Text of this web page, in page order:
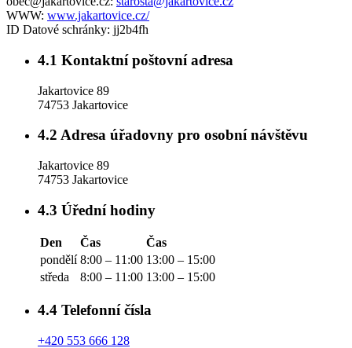
WWW: www.jakartovice.cz/
ID Datové schránky: jj2b4fh
4.1 Kontaktní poštovní adresa
Jakartovice 89
74753 Jakartovice
4.2 Adresa úřadovny pro osobní návštěvu
Jakartovice 89
74753 Jakartovice
4.3 Úřední hodiny
Den Čas
Čas
pondělí 8:00 – 11:00 13:00 – 15:00
středa
8:00 – 11:00 13:00 – 15:00
4.4 Telefonní čísla
+420 553 666 128